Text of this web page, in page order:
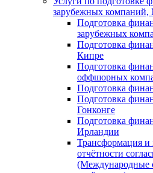
зарубежных
Подготовка
зарубежных
Подготовка
Кипре
Подготовка
оффшорных
Подготовка
Подготовка
Гонконге
Подготовка
Ирландии
Трансформация и
отчётности
(Международные